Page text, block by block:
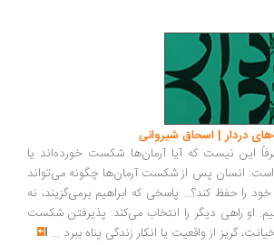
| اسحاق شیروانی
که آیا آرمان‌ها شکست خورده‌اند یا
پس از شکست آرمان‌ها چگونه می‌تواند
کند؟... پاسخی که ابراهیم برمی‌گزیند، نه
دیگر را انتخاب می‌کند: پذیرفتن شکست
از واقعیت یا انکار زندگی پناه ببرد...